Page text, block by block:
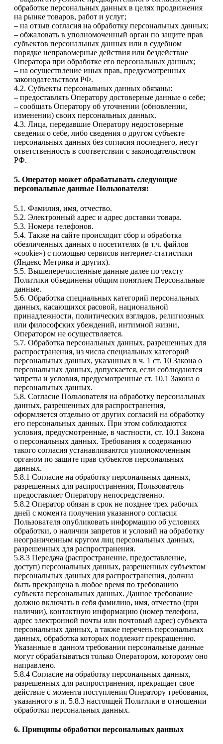
обработке персональных данных в целях продвижения
на рынке товаров, работ и услуг;
– на отзыв согласия на обработку персональных данных;
– обжаловать в уполномоченный орган по защите прав
субъектов персональных данных или в судебном
порядке неправомерные действия или бездействие
Оператора при обработке его персональных данных;
– на осуществление иных прав, предусмотренных
законодательством РФ.
4.2. Субъекты персональных данных обязаны:
– предоставлять Оператору достоверные данные о себе;
– сообщать Оператору об уточнении (обновлении,
изменении) своих персональных данных.
4.3. Лица, передавшие Оператору недостоверные
сведения о себе, либо сведения о другом субъекте
персональных данных без согласия последнего, несут
ответственность в соответствии с законодательством
РФ.
5. Оператор может обрабатывать следующие
персональные данные Пользователя:
5.1. Фамилия, имя, отчество.
5.2. Электронный адрес и адрес доставки товара.
5.3. Номера телефонов.
5.4. Также на сайте происходит сбор и обработка
обезличенных данных о посетителях (в т.ч. файлов
«cookie») с помощью сервисов интернет-статистики
(Яндекс Метрика и других).
5.5. Вышеперечисленные данные далее по тексту
Политики объединены общим понятием Персональные
данные.
5.6. Обработка специальных категорий персональных
данных, касающихся расовой, национальной
принадлежности, политических взглядов, религиозных
или философских убеждений, интимной жизни,
Оператором не осуществляется.
5.7. Обработка персональных данных, разрешенных для
распространения, из числа специальных категорий
персональных данных, указанных в ч. 1 ст. 10 Закона о
персональных данных, допускается, если соблюдаются
запреты и условия, предусмотренные ст. 10.1 Закона о
персональных данных.
5.8. Согласие Пользователя на обработку персональных
данных, разрешенных для распространения,
оформляется отдельно от других согласий на обработку
его персональных данных. При этом соблюдаются
условия, предусмотренные, в частности, ст. 10.1 Закона
о персональных данных. Требования к содержанию
такого согласия устанавливаются уполномоченным
органом по защите прав субъектов персональных
данных.
5.8.1 Согласие на обработку персональных данных,
разрешенных для распространения, Пользователь
предоставляет Оператору непосредственно.
5.8.2 Оператор обязан в срок не позднее трех рабочих
дней с момента получения указанного согласия
Пользователя опубликовать информацию об условиях
обработки, о наличии запретов и условий на обработку
неограниченным кругом лиц персональных данных,
разрешенных для распространения.
5.8.3 Передача (распространение, предоставление,
доступ) персональных данных, разрешенных субъектом
персональных данных для распространения, должна
быть прекращена в любое время по требованию
субъекта персональных данных. Данное требование
должно включать в себя фамилию, имя, отчество (при
наличии), контактную информацию (номер телефона,
адрес электронной почты или почтовый адрес) субъекта
персональных данных, а также перечень персональных
данных, обработка которых подлежит прекращению.
Указанные в данном требовании персональные данные
могут обрабатываться только Оператором, которому оно
направлено.
5.8.4 Согласие на обработку персональных данных,
разрешенных для распространения, прекращает свое
действие с момента поступления Оператору требования,
указанного в п. 5.8.3 настоящей Политики в отношении
обработки персональных данных.
6. Принципы обработки персональных данных